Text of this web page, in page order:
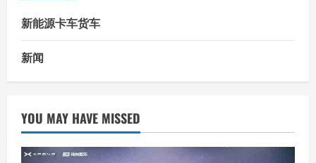
新能源卡车货车
新闻
YOU MAY HAVE MISSED